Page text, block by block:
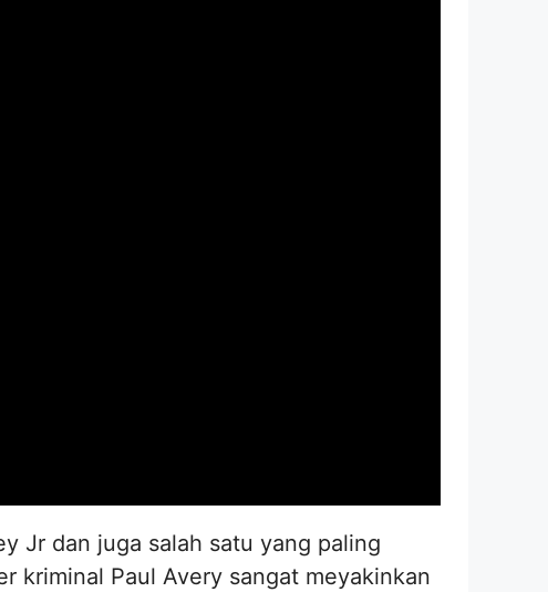
Jr dan juga salah satu yang paling
kriminal Paul Avery sangat meyakinkan